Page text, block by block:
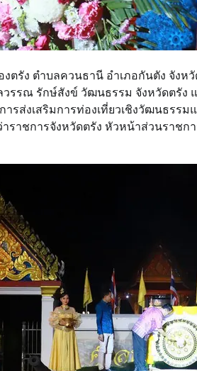
ตรัง ตำบลควนธานี อำเภอกันตัง จังห
รรณ รักษ์สังข์ วัฒนธรรม จังหวัดตรัง
ารส่งเสริมการท่องเที่ยวเชิงวัฒนธร
ราชการจังหวัดตรัง หัวหน้าส่วนราช